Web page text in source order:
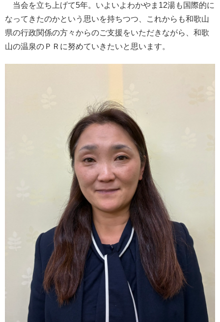
当会を立ち上げて5年。いよいよわかやま12湯も国際的に
なってきたのかという思いを持ちつつ、これからも和歌山
県の行政関係の方々からのご支援をいただきながら、和歌
山の温泉のＰＲに努めていきたいと思います。